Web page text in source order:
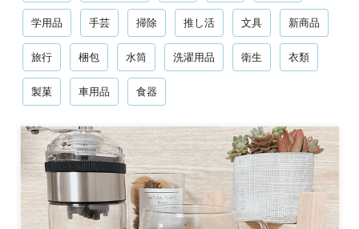
学用品 手芸 掃除 推し活 文具 新商品
旅行 梱包 水筒 洗濯用品 衛生 衣類
製菓 車用品 食器